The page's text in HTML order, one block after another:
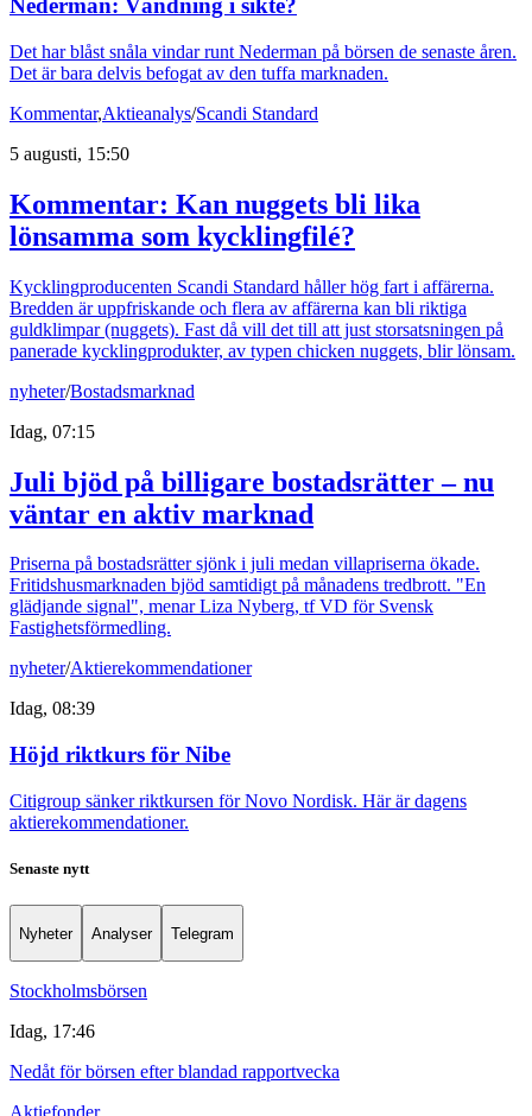
Nederman: Vändning i sikte?
Det har blåst snåla vindar runt Nederman på börsen de senaste åren.
Det är bara delvis befogat av den tuffa marknaden.
Kommentar,Aktieanalys/Scandi Standard
5 augusti, 15:50
Kommentar: Kan nuggets bli lika
lönsamma som kycklingfilé?
Kycklingproducenten Scandi Standard håller hög fart i affärerna.
Bredden är uppfriskande och flera av affärerna kan bli riktiga
guldklimpar (nuggets). Fast då vill det till att just storsatsningen på
panerade kycklingprodukter, av typen chicken nuggets, blir lönsam.
nyheter/Bostadsmarknad
Idag, 07:15
Juli bjöd på billigare bostadsrätter – nu
väntar en aktiv marknad
Priserna på bostadsrätter sjönk i juli medan villapriserna ökade.
Fritidshusmarknaden bjöd samtidigt på månadens tredbrott. "En
glädjande signal", menar Liza Nyberg, tf VD för Svensk
Fastighetsförmedling.
nyheter/Aktierekommendationer
Idag, 08:39
Höjd riktkurs för Nibe
Citigroup sänker riktkursen för Novo Nordisk. Här är dagens
aktierekommendationer.
Senaste nytt
Nyheter Analyser Telegram
Stockholmsbörsen
Idag, 17:46
Nedåt för börsen efter blandad rapportvecka
Aktiefonder